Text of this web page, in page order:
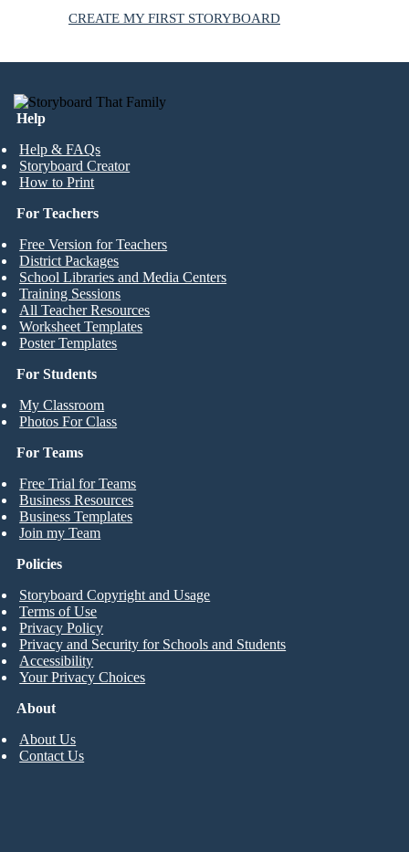
CREATE MY FIRST STORYBOARD
Help
Help & FAQs
Storyboard Creator
How to Print
For Students
My Classroom
Photos For Class
For Teachers
Free Version for Teachers
District Packages
School Libraries and Media Centers
Training Sessions
All Teacher Resources
Worksheet Templates
Poster Templates
For Teams
Free Trial for Teams
Business Resources
Business Templates
Join my Team
About
About Us
Contact Us
Policies
Storyboard Copyright and Usage
Terms of Use
Privacy Policy
Privacy and Security for Schools and Students
Accessibility
Your Privacy Choices